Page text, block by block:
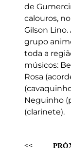
de
calouros,
Gilson
grupo
toda a
músicos:
Rosa
Neguinho
(clarinete).
<<